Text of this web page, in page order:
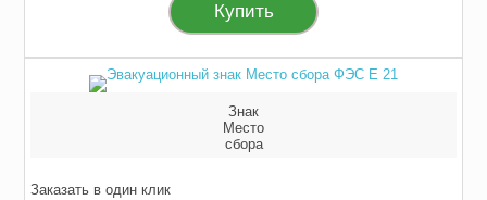
Купить
Знак
Место
сбора
Заказать в один клик